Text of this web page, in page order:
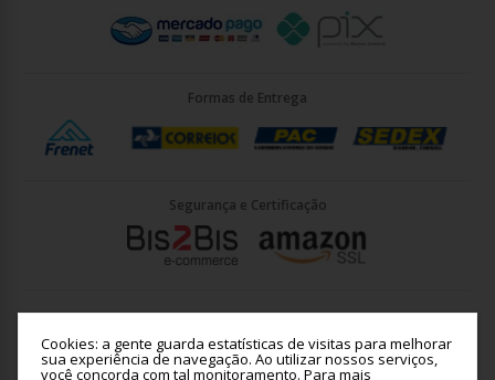
Cookies: a gente guarda estatísticas de visitas para melhorar
sua experiência de navegação. Ao utilizar nossos serviços,
você concorda com tal monitoramento. Para mais
Formas de Entrega
Segurança e Certificação
João José Rodrigues 21, Jundiaí - SP - CEP: 13201-001